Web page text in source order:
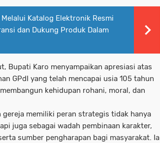
Katalog Elektronik Resmi
dan Dukung Produk Dalam
Bupati Karo menyampaikan apresiasi atas
GPdI yang telah mencapai usia 105 tahun
kehidupan rohani, moral, dan
gereja memiliki peran strategis tidak hanya
juga sebagai wadah pembinaan karakter,
sumber pengharapan bagi masyarakat. Ia